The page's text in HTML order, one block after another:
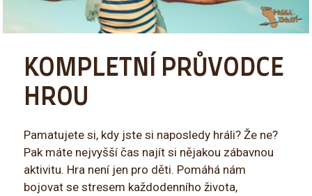
KOMPLETNÍ PRŮVODCE
HROU
Pamatujete si, kdy jste si naposledy hráli? Že ne?
Pak máte nejvyšší čas najít si nějakou zábavnou
aktivitu. Hra není jen pro děti. Pomáhá nám
bojovat se stresem každodenního života,